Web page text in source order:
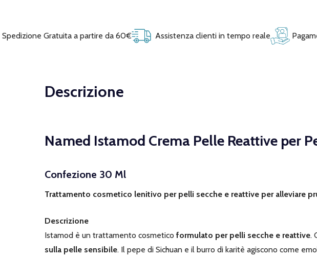
Spedizione Gratuita a partire da 60€ Assistenza clienti in tempo reale
Descrizione
Named Istamod Crema Pelle Reattive per
Confezione 30 Ml
Trattamento cosmetico lenitivo per pelli secche e reattive per alleviare
Descrizione
Istamod è un trattamento cosmetico formulato per pelli secche e reattive.
sulla pelle sensibile. Il pepe di Sichuan e il burro di karitè agiscono come